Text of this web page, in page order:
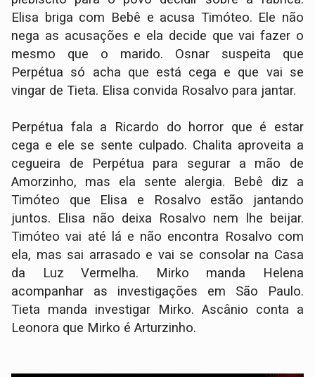
Elisa briga com Bebê e acusa Timóteo. Ele não
nega as acusações e ela decide que vai fazer o
mesmo que o marido. Osnar suspeita que
Perpétua só acha que está cega e que vai se
vingar de Tieta. Elisa convida Rosalvo para jantar.
Perpétua fala a Ricardo do horror que é estar
cega e ele se sente culpado. Chalita aproveita a
cegueira de Perpétua para segurar a mão de
Amorzinho, mas ela sente alergia. Bebê diz a
Timóteo que Elisa e Rosalvo estão jantando
juntos. Elisa não deixa Rosalvo nem lhe beijar.
Timóteo vai até lá e não encontra Rosalvo com
ela, mas sai arrasado e vai se consolar na Casa
da Luz Vermelha. Mirko manda Helena
acompanhar as investigações em São Paulo.
Tieta manda investigar Mirko. Ascânio conta a
Leonora que Mirko é Arturzinho.